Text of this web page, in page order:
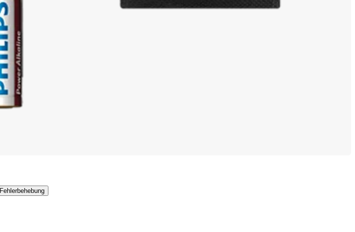
Fehlerbehebung